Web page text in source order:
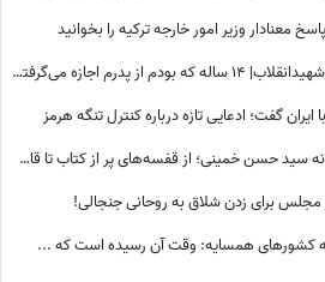
معنادار وزیر امور خارجه ترکیه را بخوانید
مروری بر خاطرات شیرین رهبر شهیدانقلاب| 14 ساله که بودم از پدرم اجازه می‌گرفتیم و با برادرم به ییلاق می‌رفتیم شب خسته برمی‌گشتیم و می‌خوابیدیم، پدرم ما را ...
گفت؛ ادعایی تازه درباره کنترل تنگه هرمز
تصویر کمتر دیده‌شده از کتابخانه سید حسن خمینی؛ از قفسه‌های پر از کتاب تا قاب عکس رهبر شهید
مجلس برای زدن شلاق به روحانی جنجالی!
کشورهای همسایه: وقت آن رسیده است که ...